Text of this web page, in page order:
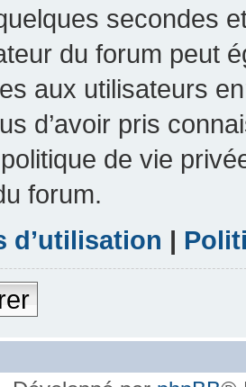
secondes
du forum peut
aux utilisateurs
d’avoir pris
de vie
forum.
d’utilisation |